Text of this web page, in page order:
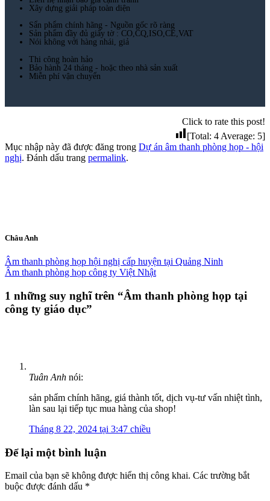
Xây dựng giải pháp toàn diện
Sẩn phẩm chính hãng - Nguồn gốc rõ ràng
Sản phẩm đầy đủ giấy tờ : CO,CQ,ISO,CE,VAT
Nói không với hàng nhái, giả
Thi công hoàn hảo
Bảo hành 24 tháng - hoặc theo nhà sản xuất
Miễn phí vận chuyển
Click to rate this post!
[Total: 4 Average: 5]
Mục nhập này đã được đăng trong Dự án âm thanh phòng họp - hội
nghị. Đánh dấu trang permalink.
Châu Anh
Âm thanh phòng họp hội nghị cấp huyện tại Quảng Ninh
Âm thanh phòng họp công ty Việt Nhật
1 những suy nghĩ trên “Âm thanh phòng họp tại
công ty giáo dục”
Tuân Anh nói:
sản phẩm chính hãng, giá thành tốt, dịch vụ-tư vấn nhiệt tình,
làn sau lại tiếp tục mua hàng của shop!
Tháng 8 22, 2024 tại 3:47 chiều
Để lại một bình luận
Email của bạn sẽ không được hiển thị công khai. Các trường bắt
buộc được đánh dấu *